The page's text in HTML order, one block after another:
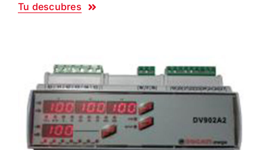
Tu descubres